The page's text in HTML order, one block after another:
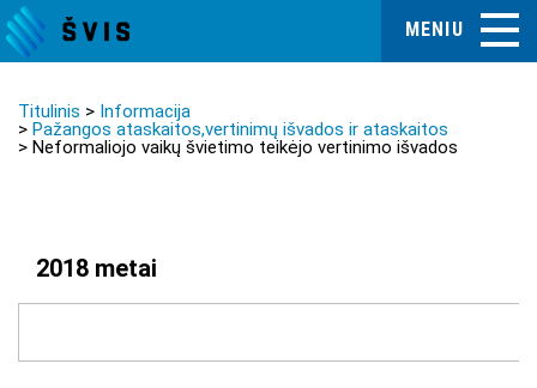
MENIU
Titulinis
Informacija
Pažangos ataskaitos,vertinimų išvados ir ataskaitos
Neformaliojo vaikų švietimo teikėjo vertinimo išvados
2018 metai